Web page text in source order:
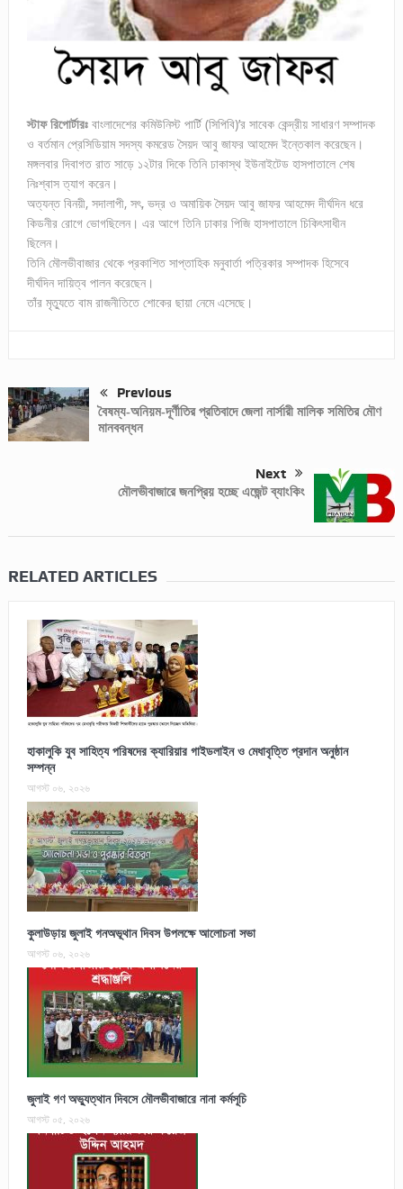
স্টাফ রিপোর্টারঃবাংলাদেশের কমিউনিস্ট পার্টি (সিপিবি)’র সাবেক কেন্দ্রীয় সাধারণ সম্পাদক
ও বর্তমান প্রেসিডিয়াম সদস্য কমরেড সৈয়দ আবু জাফর আহমেদ ইন্তেকাল করেছেন।
মঙ্গলবার দিবাগত রাত সাড়ে ১২টার দিকে তিনি ঢাকাস্থ ইউনাইটেড হাসপাতালে শেষ
নিঃশ্বাস ত্যাগ করেন।
অত্যন্ত বিনয়ী, সদালাপী, সৎ, ভদ্র ও অমায়িক সৈয়দ আবু জাফর আহমেদ দীর্ঘদিন ধরে
কিডনীর রোগে ভোগছিলেন। এর আগে তিনি ঢাকার পিজি হাসপাতালে চিকিৎসাধীন
ছিলেন।
তিনি মৌলভীবাজার থেকে প্রকাশিত সাপ্তাহিক মনুবার্তা পত্রিকার সম্পাদক হিসেবে
দীর্ঘদিন দায়িত্ব পালন করেছেন।
তাঁর মৃত্যুতে বাম রাজনীতিতে শোকের ছায়া নেমে এসেছে।
Previous
বৈষম্য-অনিয়ম-দূর্ণীতির প্রতিবাদে জেলা নার্সারী মালিক সমিতির মৌণ
মানববন্ধন
Next
মৌলভীবাজারে জনপ্রিয় হচ্ছে এজেন্ট ব্যাংকিং
RELATED ARTICLES
হাকালুকি যুব সাহিত্য পরিষদের ক্যারিয়ার গাইডলাইন ও মেধাবৃত্তি প্রদান অনুষ্ঠান
সম্পন্ন
আগস্ট ০৬, ২০২৬
কুলাউড়ায় জুলাই গনঅভূথান দিবস উপলক্ষে আলোচনা সভা
আগস্ট ০৬, ২০২৬
জুলাই গণ অভ্যুত্থান দিবসে মৌলভীবাজারে নানা কর্মসূচি
আগস্ট ০৫, ২০২৬